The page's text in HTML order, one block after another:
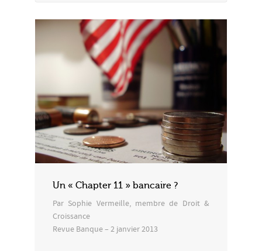
Un « Chapter 11 » bancaire ?
Par Sophie Vermeille, membre de Droit &
Croissance
Revue Banque – 2 janvier 2013